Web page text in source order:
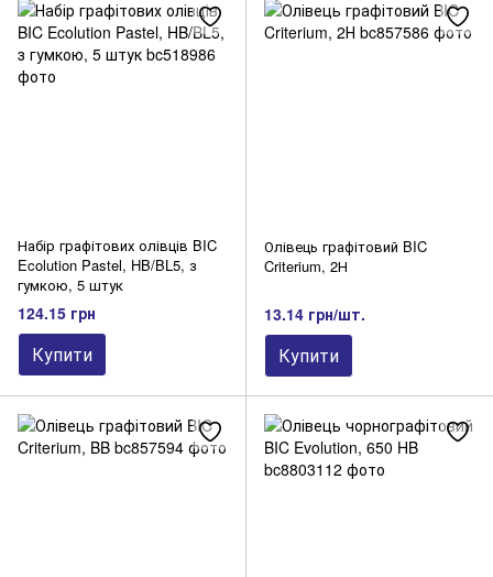
Набір графітових олівців BIC
Ecolution Pastel, HB/BL5, з
гумкою, 5 штук
124.15 грн
Купити
Олівець графітовий BIC
Criterium, 2Н
13.14 грн/шт.
Купити